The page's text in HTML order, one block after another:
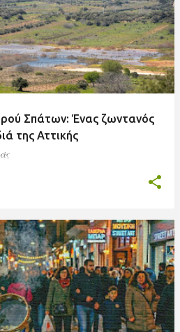
Σπάτων: Ένας ζωντανός
της Αττικής